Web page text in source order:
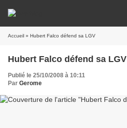
Accueil » Hubert Falco défend sa LGV
Hubert Falco défend sa LGV
Publié le 25/10/2008 à 10:11
Par Gerome